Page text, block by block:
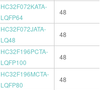
HC32F072KATA-
LQFP64
48
HC32F072JATA-
LQ48
48
HC32F196PCTA-
LQFP100
48
HC32F196MCTA-
LQFP80
48